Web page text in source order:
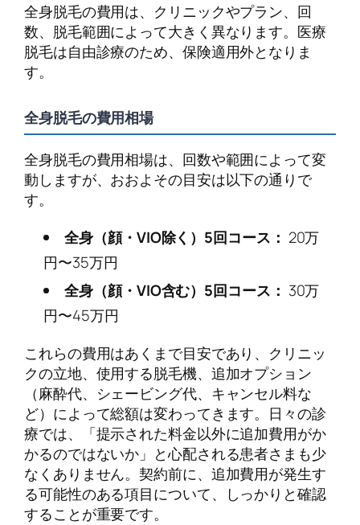
全身脱毛の費用は、クリニックやプラン、回
数、脱毛範囲によって大きく異なります。医療
脱毛は自由診療のため、保険適用外となりま
す。
全身脱毛の費用相場
全身脱毛の費用相場は、回数や範囲によって変
動しますが、おおよその目安は以下の通りで
す。
全身（顔・VIO除く）5回コース： 20万
円〜35万円
全身（顔・VIO含む）5回コース： 30万
円〜45万円
これらの費用はあくまで目安であり、クリニッ
クの立地、使用する脱毛機、追加オプション
（麻酔代、シェービング代、キャンセル料な
ど）によって総額は変わってきます。日々の診
療では、「提示された料金以外に追加費用がか
かるのではないか」と心配される患者さまも少
なくありません。契約前に、追加費用が発生す
る可能性のある項目について、しっかりと確認
することが重要です。